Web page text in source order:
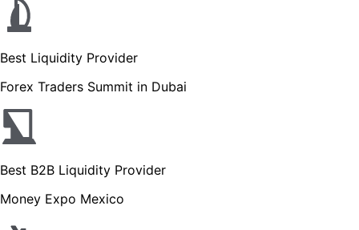
Best Liquidity Provider
Forex Traders Summit in Dubai
Best B2B Liquidity Provider
Money Expo Mexico